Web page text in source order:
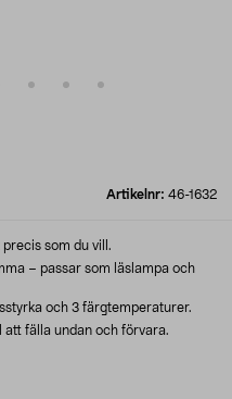
Artikelnr: 46-1632
som du vill.
– passar som läslampa och
och 3 färgtemperaturer.
att fälla undan och förvara.